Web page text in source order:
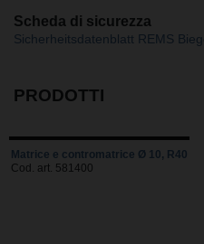
Scheda di sicurezza
Sicherheitsdatenblatt REMS
PRODOTTI
Matrice e contromatrice Ø 10, R40
Cod. art. 581400